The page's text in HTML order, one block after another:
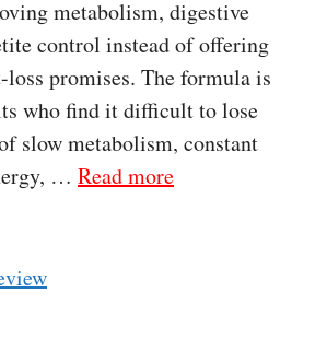
metabolism, digestive
control instead of offering
promises. The formula is
who find it difficult to lose
slow metabolism, constant
… Read more